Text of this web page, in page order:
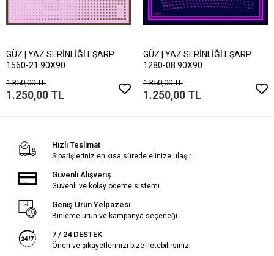
GÜZ | YAZ SERİNLİĞİ EŞARP
1560-21 90X90
1.350,00 TL
1.250,00 TL
GÜZ | YAZ SERİNLİĞİ EŞARP
1280-08 90X90
1.350,00 TL
1.250,00 TL
Hızlı Teslimat
Siparişleriniz en kısa sürede elinize ulaşır.
Güvenli Alışveriş
Güvenli ve kolay ödeme sistemi
Geniş Ürün Yelpazesi
Binlerce ürün ve kampanya seçeneği
7 / 24 DESTEK
Öneri ve şikayetlerinizi bize iletebilirsiniz.